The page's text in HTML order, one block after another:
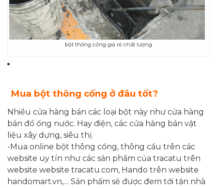
bột thông cống giá rẻ chất lượng
Mua bột thông cống ở đâu tốt?
Nhiều cửa hàng bán các loại bột này như cửa hàng
bán đồ ống nước. Hay điện, các cửa hàng bán vật
liệu xây dựng, siêu thị.
-Mua online bột thông cống, thông cầu trên các
website uy tín như các sản phẩm của tracatu trên
website website tracatu.com, Hando trên website
handomart.vn,… Sản phẩm sẽ được đem tới tận nhà